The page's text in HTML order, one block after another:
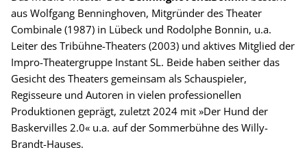
aus Wolfgang Benninghoven, Mitgründer des Theater
Combinale (1987) in Lübeck und Rodolphe Bonnin, u.a.
Leiter des Tribühne-Theaters (2003) und aktives Mitglied der
Impro-Theatergruppe Instant SL. Beide haben seither das
Gesicht des Theaters gemeinsam als Schauspieler,
Regisseure und Autoren in vielen professionellen
Produktionen geprägt, zuletzt 2024 mit »Der Hund der
Baskervilles 2.0« u.a. auf der Sommerbühne des Willy-
Brandt-Hauses.